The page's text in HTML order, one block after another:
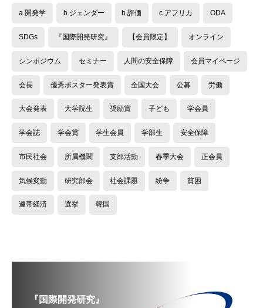
a.開発学 b.ジェンダー b.評価 c.アフリカ ODA
SDGs 『国際開発研究』 【会員限定】 オンライン
シンポジウム セミナー 人間の安全保障 会員マイページ
会長 優秀ポスター発表賞 全国大会 公募 労働
大会発表 大学院生 奨励賞 子ども 学会員
学会誌 学会賞 学生会員 学部生 安全保障
市民社会 所属機関 支部活動 春季大会 正会員
気候変動 研究部会 社会課題 紛争 貧困
連帯経済 選挙 韓国
『国際開発研究』